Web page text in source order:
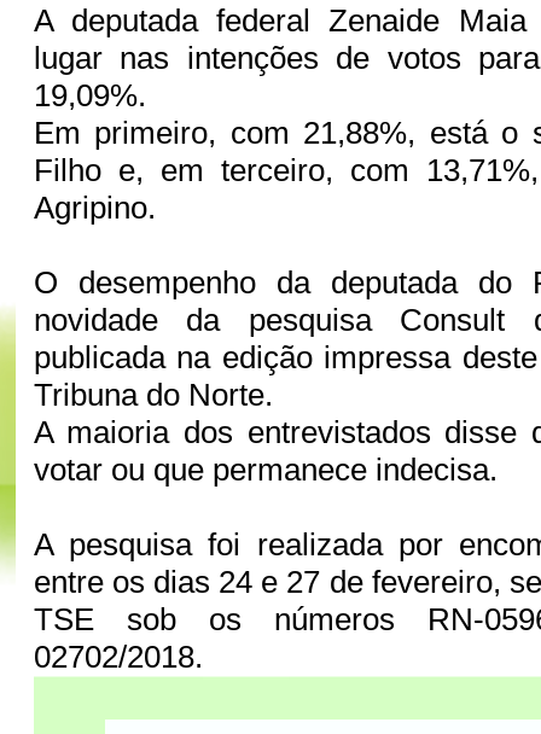
A deputada federal Zenaide
lugar nas intenções de votos
19,09%.
Em primeiro, com 21,88%, está o
Filho e, em terceiro, com
Agripino.
O desempenho da deputada do
novidade da pesquisa Consult
publicada na edição impressa
Tribuna do Norte.
A maioria dos entrevistados disse
votar ou que permanece indecisa.
A pesquisa foi realizada por
entre os dias 24 e 27 de fevereiro,
TSE sob os números RN-
02702/2018.